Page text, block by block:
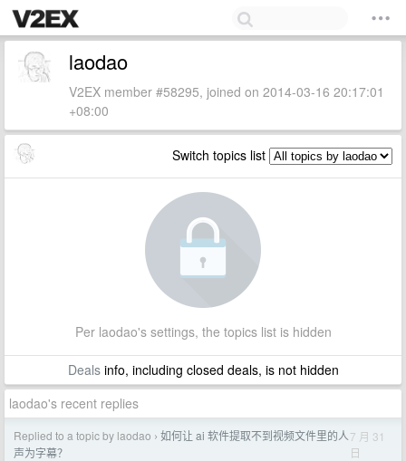
laodao
V2EX member #58295, joined on 2014-03-16 20:17:01
+08:00
Switch topics list
Per laodao's settings, the topics list is hidden
Dealsinfo, including closed deals, is not hidden
laodao's recent replies
Replied to a topic by laodao › 如何让 ai 软件提取不到视频文件里的人
声为字幕？
7 月 31
日